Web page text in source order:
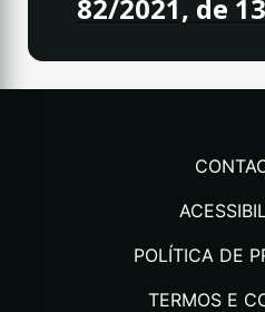
82/2021, de
POLÍTICA DE
TERMOS E